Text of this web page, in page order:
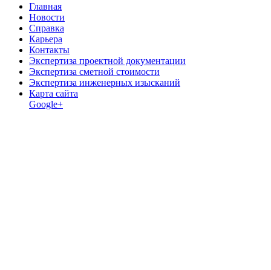
Главная
Новости
Справка
Карьера
Контакты
Экспертиза проектной документации
Экспертиза сметной стоимости
Экспертиза инженерных изысканий
Карта сайта
Google+